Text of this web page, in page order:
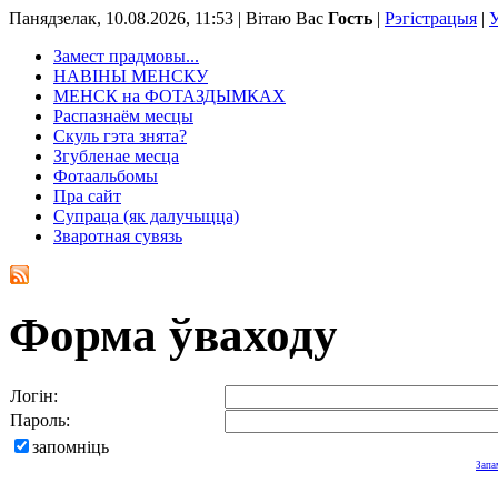
Панядзелак, 10.08.2026, 11:53 | Вітаю Вас Гость | Рэгістрацыя |
Замест прадмовы...
НАВІНЫ МЕНСКУ
МЕНСК на ФОТАЗДЫМКАХ
Распазнаём месцы
Скуль гэта знята?
Згубленае месца
Фотаальбомы
Пра сайт
Супраца (як далучыцца)
Зваротная сувязь
Форма ўваходу
Логін:
Пароль:
запомніць